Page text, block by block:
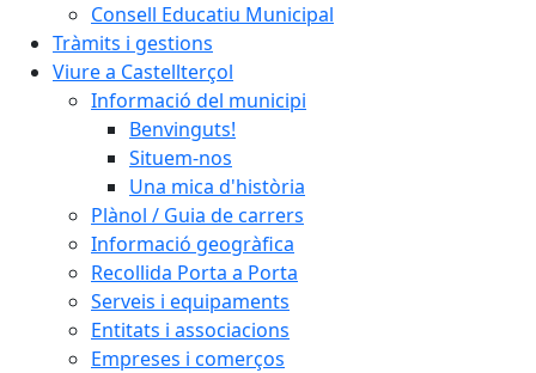
Consell Educatiu Municipal
Tràmits i gestions
Viure a Castellterçol
Informació del municipi
Benvinguts!
Situem-nos
Una mica d'història
Plànol / Guia de carrers
Informació geogràfica
Recollida Porta a Porta
Serveis i equipaments
Entitats i associacions
Empreses i comerços